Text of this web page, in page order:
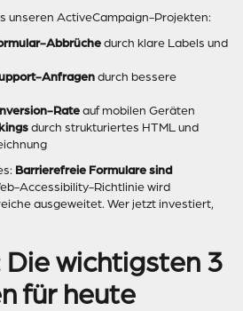
unseren ActiveCampaign-Projekten:
Abbrüche durch klare Labels und
Anfragen durch bessere
Rate auf mobilen Geräten
durch strukturiertes HTML und
Barrierefreie Formulare sind
Accessibility-Richtlinie wird
ausgeweitet. Wer jetzt investiert,
wichtigsten 3
für heute